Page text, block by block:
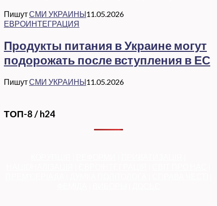
ПишутСМИ УКРАИНЫ11.05.2026
ЕВРОИНТЕГРАЦИЯ
Продукты питания в Украине могут
подорожать после вступления в ЕС
ПишутСМИ УКРАИНЫ11.05.2026
ТОП-8 / h24